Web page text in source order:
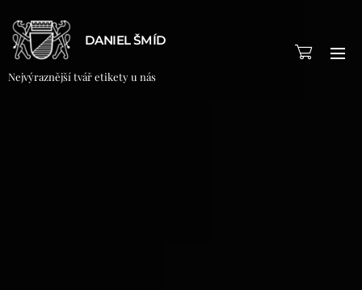
DANIEL ŠMÍD
Nejvýraznější tvář etikety u nás